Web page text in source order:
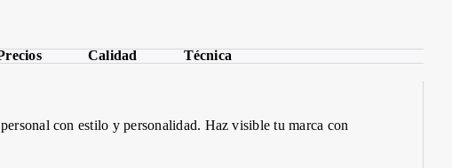
Calidad Técnica
con estilo y personalidad. Haz visible tu marca con